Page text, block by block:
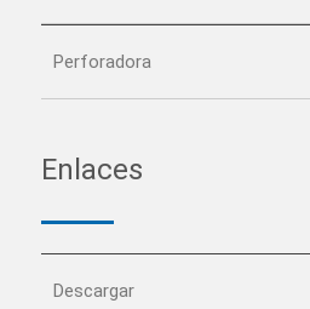
Perforadora
Enlaces
Descargar